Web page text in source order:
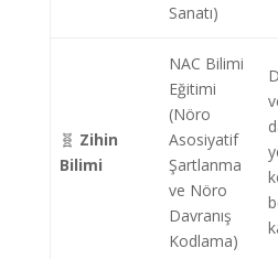
Sanatı)
🧬 Zihin
Bilimi
NAC Bilimi
Eğitimi
(Nöro
Asosiyatif
Şartlanma
ve Nöro
Davranış
Kodlama)